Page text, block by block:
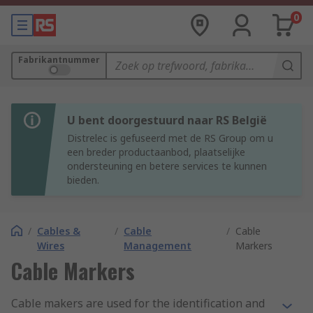
0
Fabrikantnummer
U bent doorgestuurd naar RS België
Distrelec is gefuseerd met de RS Group om u
een breder productaanbod, plaatselijke
ondersteuning en betere services te kunnen
bieden.
/ Cables &
Wires
/ Cable
Management
/ Cable
Markers
Cable Markers
Cable makers are used for the identification and